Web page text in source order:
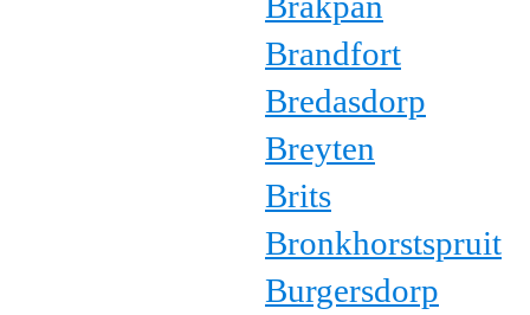
Brandfort
Bredasdorp
Breyten
Brits
Bronkhorstspruit
Burgersdorp